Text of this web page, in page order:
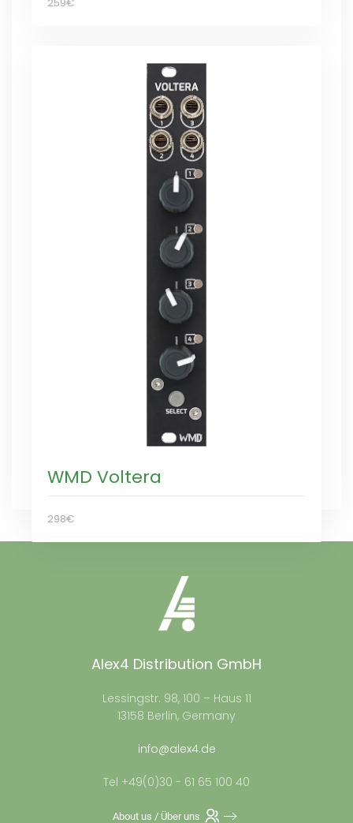
WMD Voltera
298€
Alex4 Distribution GmbH
Lessingstr. 98, 100 – Haus 11
13158 Berlin, Germany
info@alex4.de
Tel +49(0)30 - 61 65 100 40
About us / Über uns